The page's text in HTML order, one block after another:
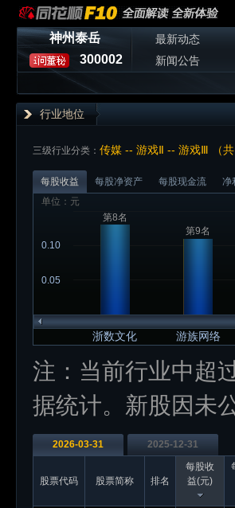
神州泰岳
300002
最新动态
新闻公告
行业地位
三级行业分类： 传媒 -- 游戏Ⅱ -- 游戏Ⅲ （共
每股收益 每股净资产 每股现金流 净
单位：元
浙数文化 游族网络
0.05
0.10
第8名
第9名
注：当前行业中超
据统计。新股因未
2026-03-31 2025-12-31
股票代码 股票简称 排名
每股收
益(元)